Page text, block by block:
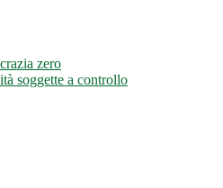
zero
soggette a controllo